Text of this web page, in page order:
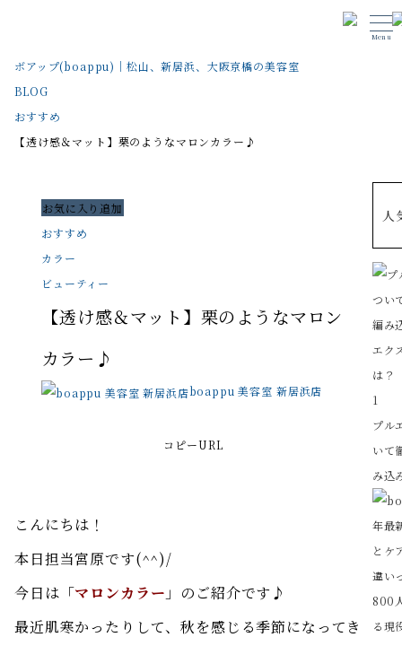
Menu
ボアップ(boappu)｜松山、新居浜、大阪京橋の美容室
BLOG
おすすめ
【透け感＆マット】栗のようなマロンカラー♪
お気に入り追加
おすすめ
カラー
ビューティー
【透け感＆マット】栗のようなマロン
カラー♪
boappu 美容室 新居浜店
コピーURL
こんにちは！
本日担当宮原です(^^)/
今日は「マロンカラー 」のご紹介です♪
最近肌寒かったりして、秋を感じる季節になってき
人
1
プル
いて
み込